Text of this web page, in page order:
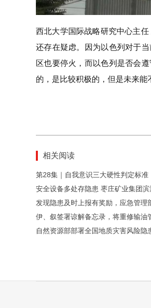
西北大学国际战略研究中心主
还存在疑虑。因为以色列对于
区也要停火，而以色列是否会
的，是比较积极的，但是未来能
相关阅读
第28集｜自我意识三大硬性判定标
安全设备多处存隐患 枣庄矿业集团
发现隐患及时上报有奖励，应急管理
自然资源部部署全国地质灾害风险隐